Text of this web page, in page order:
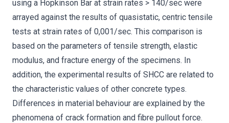
using a Hopkinson Bar at strain rates > 140/sec were
arrayed against the results of quasistatic, centric tensile
tests at strain rates of 0,001/sec. This comparison is
based on the parameters of tensile strength, elastic
modulus, and fracture energy of the specimens. In
addition, the experimental results of SHCC are related to
the characteristic values of other concrete types.
Differences in material behaviour are explained by the
phenomena of crack formation and fibre pullout force.